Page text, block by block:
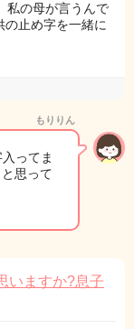
私の母が言うんで
止め字を一緒に
もりりん
ってま
思って
いますか?息子